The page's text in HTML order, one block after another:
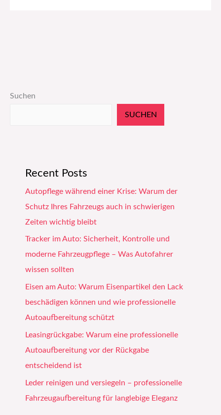
Suchen
SUCHEN
Recent Posts
Autopflege während einer Krise: Warum der
Schutz Ihres Fahrzeugs auch in schwierigen
Zeiten wichtig bleibt
Tracker im Auto: Sicherheit, Kontrolle und
moderne Fahrzeugpflege – Was Autofahrer
wissen sollten
Eisen am Auto: Warum Eisenpartikel den Lack
beschädigen können und wie professionelle
Autoaufbereitung schützt
Leasingrückgabe: Warum eine professionelle
Autoaufbereitung vor der Rückgabe
entscheidend ist
Leder reinigen und versiegeln – professionelle
Fahrzeugaufbereitung für langlebige Eleganz